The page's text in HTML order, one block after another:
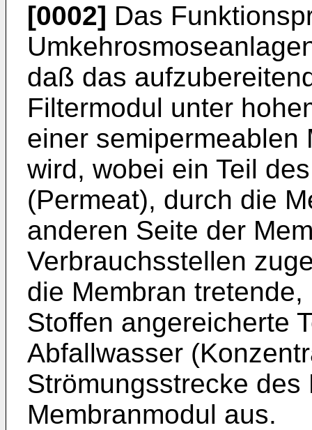
[0002] Das
daß das
Filtermodul unter
einer semipermeablen
wird, wobei ein Teil
(Permeat), durch die
anderen Seite der
Verbrauchsstellen
die Membran
Stoffen angereicherte
Abfallwasser
Strömungsstrecke
Membranmodul aus.